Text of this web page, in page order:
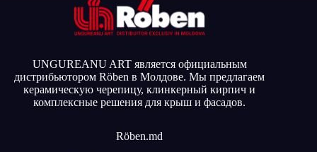
UNGUREANU ART является официальным
дистрибьютором Röben в Молдове. Мы предлагаем
керамическую черепицу, клинкерный кирпич и
комплексные решения для крыш и фасадов.
Röben.md